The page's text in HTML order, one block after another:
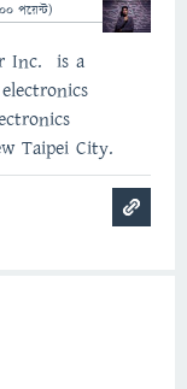
পয়েন্ট)
Inc. is a
Taipei City.